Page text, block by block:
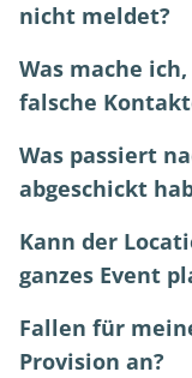
nicht meldet?
Was mache
falsche
Was passiert
abgeschickt
Kann der
ganzes Event
Fallen für
Provision an?